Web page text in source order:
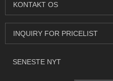
KONTAKT OS
INQUIRY FOR PRICELIST
SENESTE NYT